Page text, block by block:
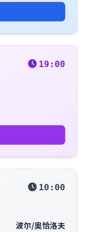
19:00
10:00
波尔/奥恰洛夫